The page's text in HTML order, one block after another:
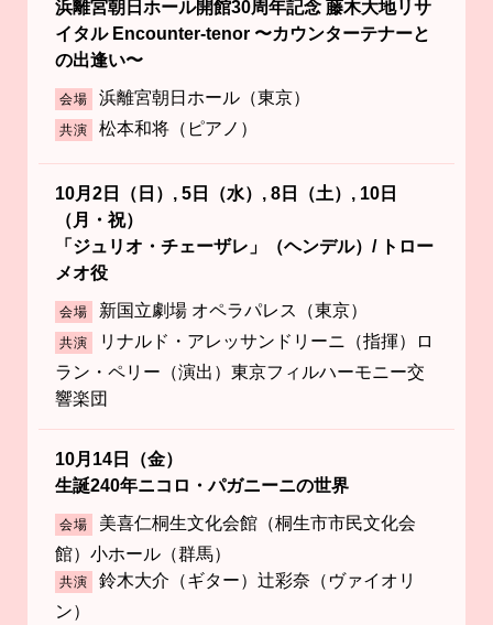
浜離宮朝日ホール開館30周年記念 藤木大地リサ
イタル Encounter-tenor 〜カウンターテナーと
の出逢い〜
会場 浜離宮朝日ホール（東京）
共演 松本和将（ピアノ）
10月2日（日）, 5日（水）, 8日（土）, 10日
（月・祝）
「ジュリオ・チェーザレ」（ヘンデル）/ トロー
メオ役
会場 新国立劇場 オペラパレス（東京）
共演
リナルド・アレッサンドリーニ（指揮）ロ
ラン・ペリー（演出）東京フィルハーモニー交
響楽団
10月14日（金）
生誕240年ニコロ・パガニーニの世界
会場
美喜仁桐生文化会館（桐生市市民文化会
館）小ホール（群馬）
共演
鈴木大介（ギター）辻彩奈（ヴァイオリ
ン）